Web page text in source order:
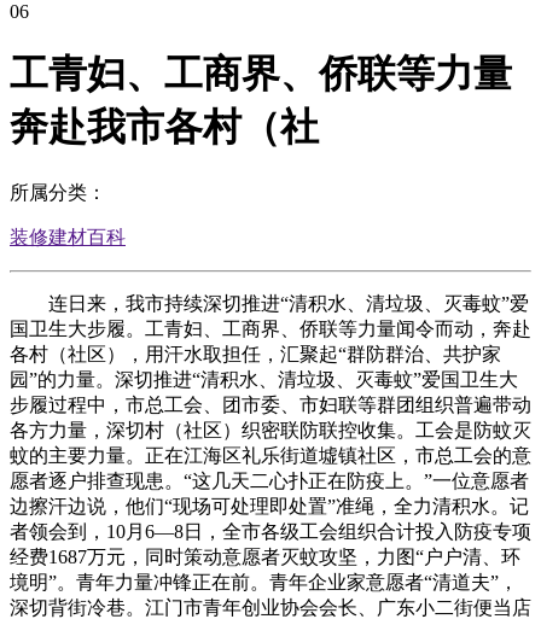
06
工青妇、工商界、侨联等力量
奔赴我市各村（社
所属分类：
装修建材百科
连日来，我市持续深切推进“清积水、清垃圾、灭毒蚊”爱
国卫生大步履。工青妇、工商界、侨联等力量闻令而动，奔赴
各村（社区），用汗水取担任，汇聚起“群防群治、共护家
园”的力量。深切推进“清积水、清垃圾、灭毒蚊”爱国卫生大
步履过程中，市总工会、团市委、市妇联等群团组织普遍带动
各方力量，深切村（社区）织密联防联控收集。工会是防蚊灭
蚊的主要力量。正在江海区礼乐街道墟镇社区，市总工会的意
愿者逐户排查现患。“这几天二心扑正在防疫上。”一位意愿者
边擦汗边说，他们“现场可处理即处置”准绳，全力清积水。记
者领会到，10月6—8日，全市各级工会组织合计投入防疫专项
经费1687万元，同时策动意愿者灭蚊攻坚，力图“户户清、环
境明”。青年力量冲锋正在前。青年企业家意愿者“清道夫”，
深切背街冷巷。江门市青年创业协会会长、广东小二街便当店